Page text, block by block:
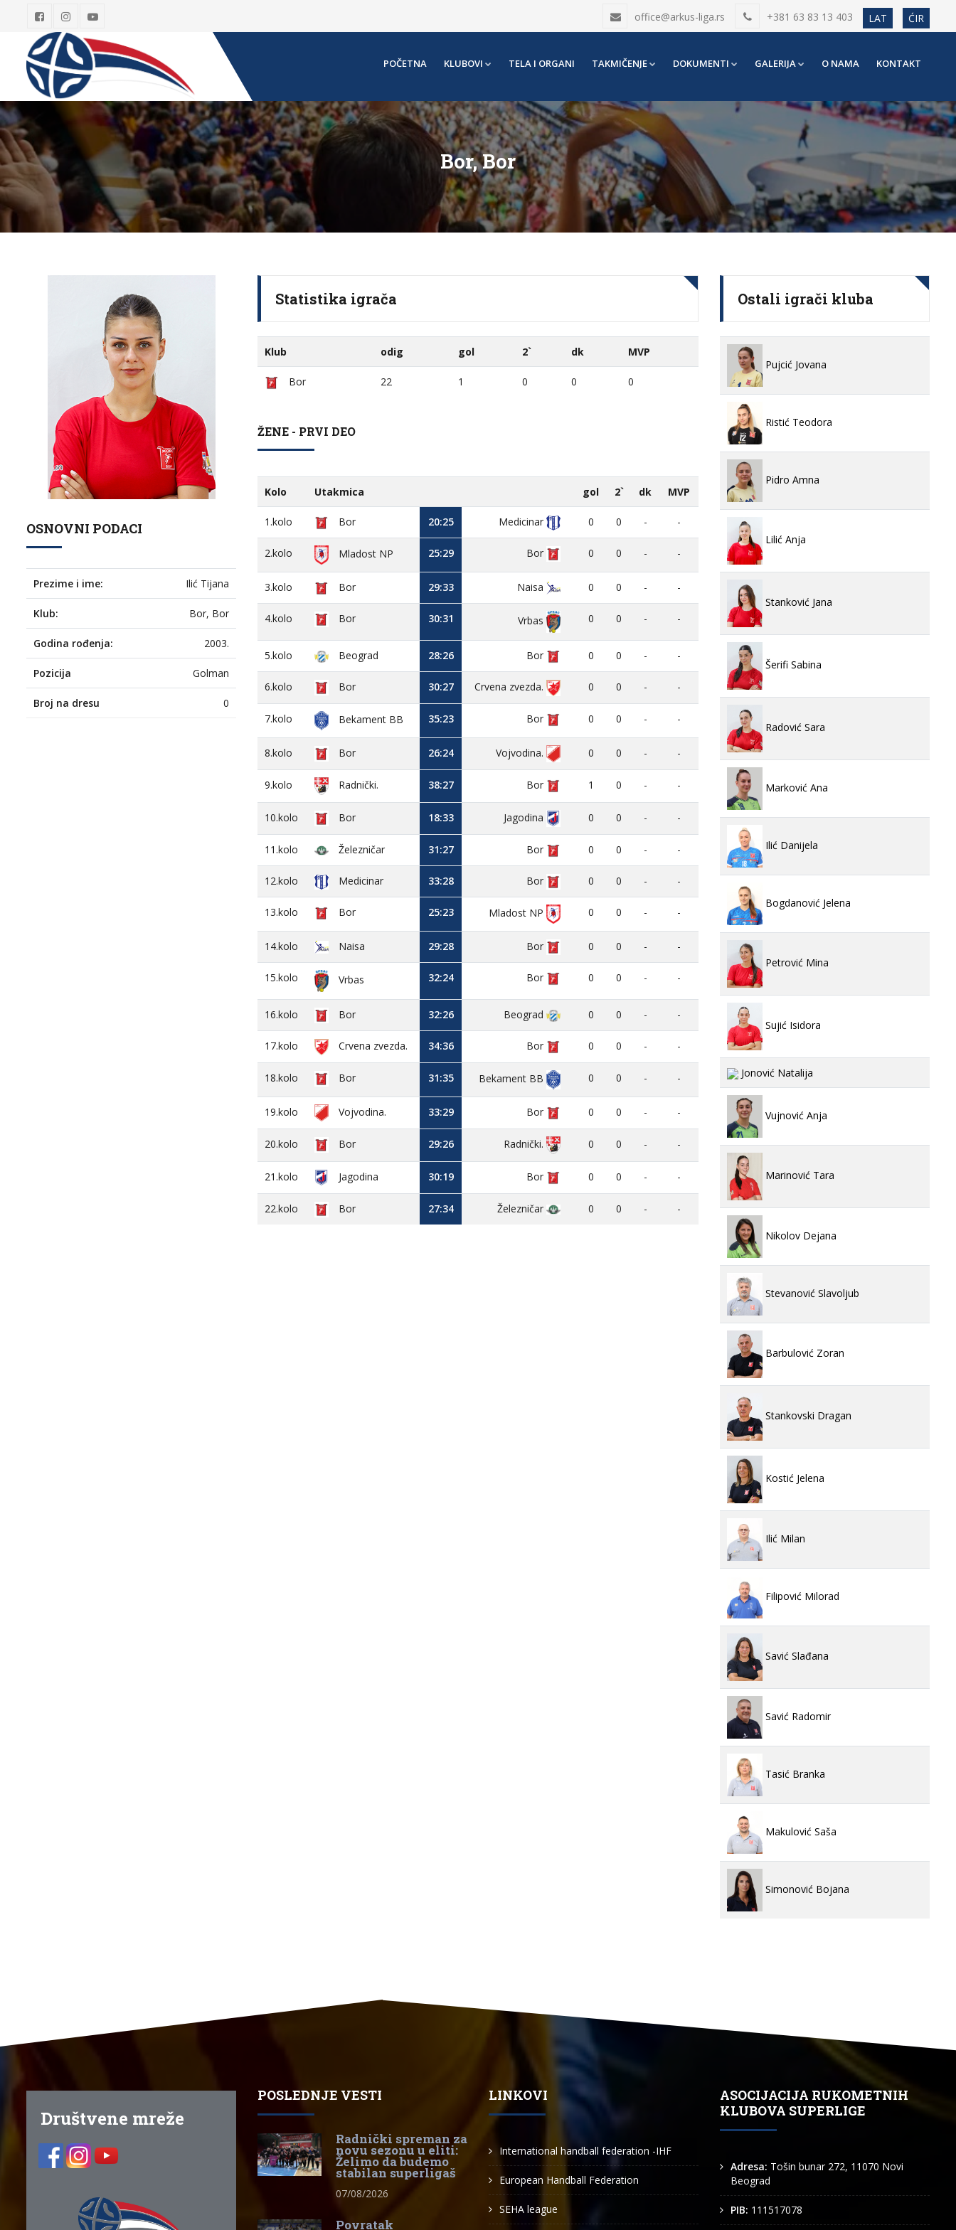
office@arkus-liga.rs +381 63 83 13 403 LAT ĆIR
POČETNA KLUBOVI TELA I ORGANI TAKMIČENJE DOKUMENTI GALERIJA O NAMA KONTAKT
Bor, Bor
OSNOVNI PODACI
Prezime i ime: Ilić Tijana
Klub: Bor, Bor
Godina rođenja: 2003.
Pozicija Golman
Broj na dresu 0
Statistika igrača
Klub odig gol 2` dk MVP
Bor 22 1 0 0 0
ŽENE - PRVI DEO
Kolo Utakmica gol 2` dk MVP
1.kolo Bor 20:25 Medicinar 0 0 - -
2.kolo Mladost NP 25:29 Bor 0 0 - -
3.kolo Bor 29:33 Naisa 0 0 - -
4.kolo Bor 30:31 Vrbas 0 0 - -
5.kolo Beograd 28:26 Bor 0 0 - -
6.kolo Bor 30:27 Crvena zvezda. 0 0 - -
7.kolo Bekament BB 35:23 Bor 0 0 - -
8.kolo Bor 26:24 Vojvodina. 0 0 - -
9.kolo Radnički. 38:27 Bor 1 0 - -
10.kolo Bor 18:33 Jagodina 0 0 - -
11.kolo Železničar 31:27 Bor 0 0 - -
12.kolo Medicinar 33:28 Bor 0 0 - -
13.kolo Bor 25:23 Mladost NP 0 0 - -
14.kolo Naisa 29:28 Bor 0 0 - -
15.kolo Vrbas 32:24 Bor 0 0 - -
16.kolo Bor 32:26 Beograd 0 0 - -
17.kolo Crvena zvezda. 34:36 Bor 0 0 - -
18.kolo Bor 31:35 Bekament BB 0 0 - -
19.kolo Vojvodina. 33:29 Bor 0 0 - -
20.kolo Bor 29:26 Radnički. 0 0 - -
21.kolo Jagodina 30:19 Bor 0 0 - -
22.kolo Bor 27:34 Železničar 0 0 - -
Ostali igrači kluba
Pujcić Jovana
Ristić Teodora
Pidro Amna
Lilić Anja
Stanković Jana
Šerifi Sabina
Radović Sara
Marković Ana
Ilić Danijela
Bogdanović Jelena
Petrović Mina
Sujić Isidora
Jonović Natalija
Vujnović Anja
Marinović Tara
Nikolov Dejana
Stevanović Slavoljub
Barbulović Zoran
Stankovski Dragan
Kostić Jelena
Ilić Milan
Filipović Milorad
Savić Slađana
Savić Radomir
Tasić Branka
Makulović Saša
Simonović Bojana
Društvene mreže
POSLEDNJE VESTI
Radnički spreman za
novu sezonu u eliti:
Želimo da budemo
stabilan superligaš
07/08/2026
Povratak
LINKOVI
International handball federation -IHF
European Handball Federation
SEHA league
ASOCIJACIJA RUKOMETNIH
KLUBOVA SUPERLIGE
Adresa: Tošin bunar 272, 11070 Novi
Beograd
PIB: 111517078